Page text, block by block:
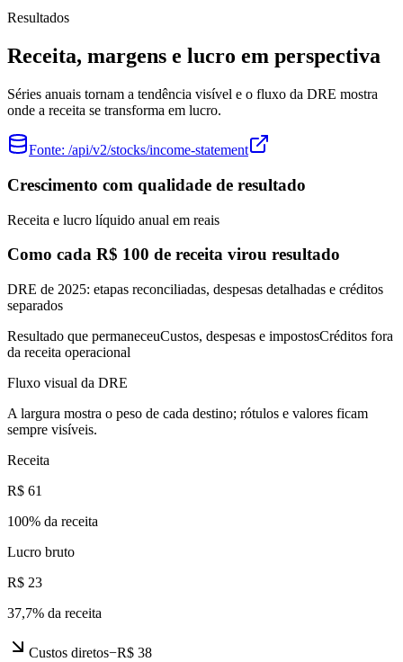
Resultados
Receita, margens e lucro em perspectiva
Séries anuais tornam a tendência visível e o fluxo da DRE mostra
onde a receita se transforma em lucro.
Fonte: /api/v2/stocks/income-statement
Crescimento com qualidade de resultado
Receita e lucro líquido anual em reais
Como cada R$ 100 de receita virou resultado
DRE de 2025: etapas reconciliadas, despesas detalhadas e créditos
separados
Resultado que permaneceuCustos, despesas e impostosCréditos fora
da receita operacional
Fluxo visual da DRE
A largura mostra o peso de cada destino; rótulos e valores ficam
sempre visíveis.
Receita
R$ 61
100% da receita
Lucro bruto
R$ 23
37,7% da receita
Custos diretos−R$ 38